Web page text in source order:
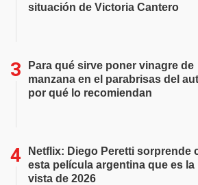
situación de Victoria Cantero
Para qué sirve poner vinagre de
manzana en el parabrisas del
por qué lo recomiendan
Netflix: Diego Peretti sorprende
esta película argentina que es la
vista de 2026